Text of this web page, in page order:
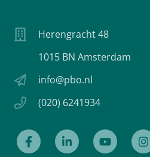
Herengracht 48
1015 BN Amsterdam
info@pbo.nl
(020) 6241934